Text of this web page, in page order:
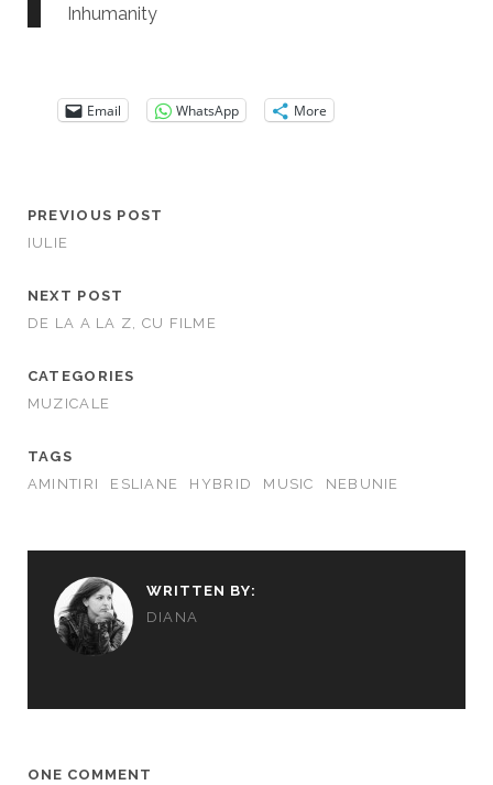
Inhumanity
Email WhatsApp More
PREVIOUS POST
IULIE
NEXT POST
DE LA A LA Z, CU FILME
CATEGORIES
MUZICALE
TAGS
AMINTIRI
ESLIANE HYBRID MUSIC NEBUNIE
WRITTEN BY:
DIANA
ONE COMMENT